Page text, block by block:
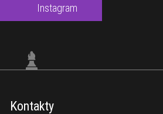
Instagram
Kontakty